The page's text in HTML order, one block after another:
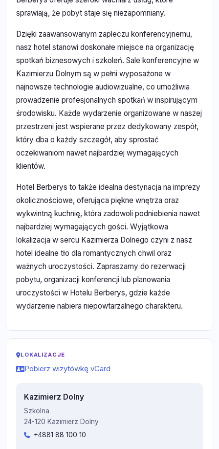
sprawiają, że pobyt staje się niezapomniany.
Dzięki zaawansowanym zapleczu konferencyjnemu,
nasz hotel stanowi doskonałe miejsce na organizację
spotkań biznesowych i szkoleń. Sale konferencyjne w
Kazimierzu Dolnym są w pełni wyposażone w
najnowsze technologie audiowizualne, co umożliwia
prowadzenie profesjonalnych spotkań w inspirującym
środowisku. Każde wydarzenie organizowane w naszej
przestrzeni jest wspierane przez dedykowany zespół,
który dba o każdy szczegół, aby sprostać
oczekiwaniom nawet najbardziej wymagających
klientów.
Hotel Berberys to także idealna destynacja na imprezy
okolicznościowe, oferująca piękne wnętrza oraz
wykwintną kuchnię, która zadowoli podniebienia nawet
najbardziej wymagających gości. Wyjątkowa
lokalizacja w sercu Kazimierza Dolnego czyni z nasz
hotel idealne tło dla romantycznych chwil oraz
ważnych uroczystości. Zapraszamy do rezerwacji
pobytu, organizacji konferencji lub planowania
uroczystości w Hotelu Berberys, gdzie każde
wydarzenie nabiera niepowtarzalnego charakteru.
LOKALIZACJE
Pobierz wizytówkę vCard
Kazimierz Dolny
Szkolna
24-120 Kazimierz Dolny
+4881 88 100 10